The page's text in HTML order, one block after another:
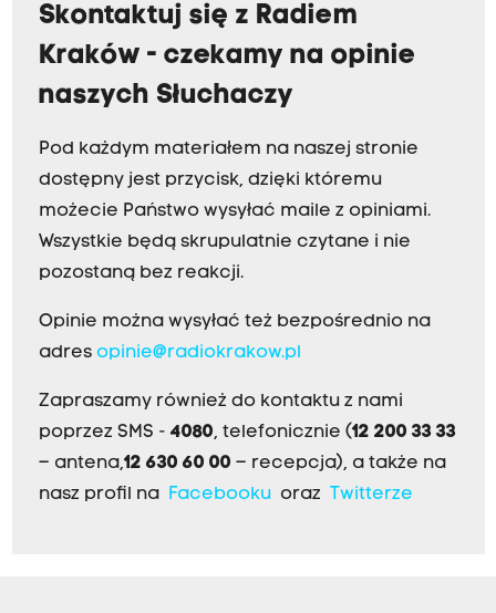
Skontaktuj się z Radiem
Kraków - czekamy na opinie
naszych Słuchaczy
Pod każdym materiałem na naszej stronie
dostępny jest przycisk, dzięki któremu
możecie Państwo wysyłać maile z opiniami.
Wszystkie będą skrupulatnie czytane i nie
pozostaną bez reakcji.
Opinie można wysyłać też bezpośrednio na
adres opinie@radiokrakow.pl
Zapraszamy również do kontaktu z nami
poprzez SMS - 4080, telefonicznie (12 200 33 33
– antena,12 630 60 00 – recepcja), a także na
nasz profil na Facebookuoraz Twitterze